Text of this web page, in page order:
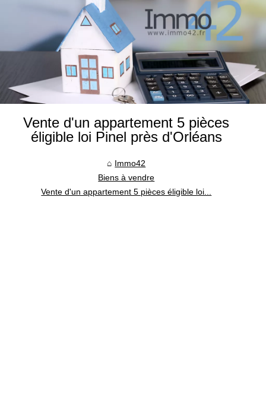
Vente d'un appartement 5 pièces
éligible loi Pinel près d'Orléans
Immo42
Biens à vendre
Vente d'un appartement 5 pièces éligible loi...